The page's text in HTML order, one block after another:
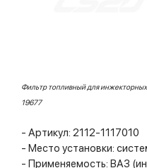
Фильтр топливный для
19677
- Артикул: 2112-1117010
- Место установки:
- Применяемость: ВАЗ